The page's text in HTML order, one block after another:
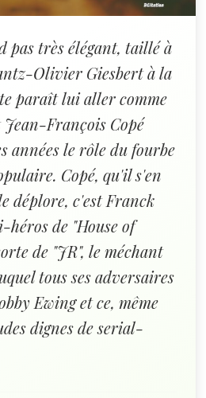
pas très élégant, taillé à
Olivier Giesbert à la
paraît lui aller comme
François Copé
années le rôle du fourbe
Copé, qu'il s'en
déplore, c'est Franck
de "House of
de "JR", le méchant
tous ses adversaires
Ewing et ce, même
dignes de serial-